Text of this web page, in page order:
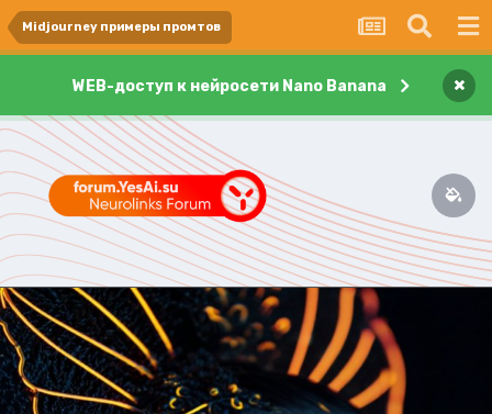
Midjourney примеры промтов
WEB-доступ к нейросети Nano Banana ×